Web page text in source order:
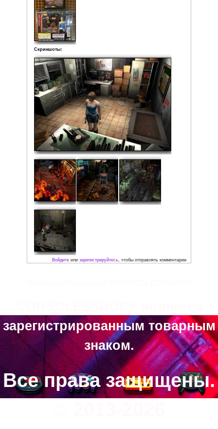
негативном изображении и игроку предлагается
действий. От сделанного выбора зависит дальнейшее
даже финал всей игры.
Издатель: Capcom
Регион: NTSC-J
Жанр: Survival horror
Состояние: Идеальное(рабочая поверхность диска без
Локализация: Японская версия
Комплектация:
• Коробка
• Мануал
• Диск
Рейтинг:
Средняя:5 (1оценка)
Фото:
Скриншоты:
зарегистрированным товарным
знаком.
Все права защищены.